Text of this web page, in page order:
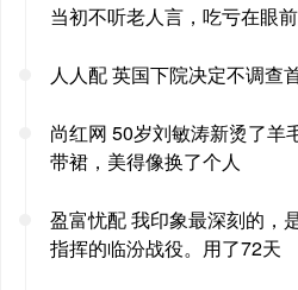
当初不听老人言，吃亏在眼前
人人配 英国下院决定不调查
尚红网 50岁刘敏涛新烫了羊
带裙，美得像换了个人
盈富忧配 我印象最深刻的，
指挥的临汾战役。用了72天